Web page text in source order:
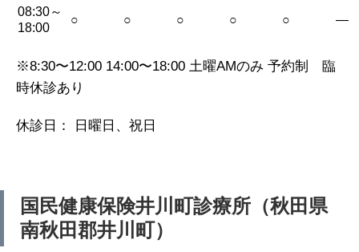
08:30～
18:00
○ ○ ○ ○ ○ —
※8:30〜12:00 14:00〜18:00 土曜AMのみ 予約制 臨
時休診あり
休診日： 日曜日、祝日
国民健康保険井川町診療所（秋田県
南秋田郡井川町）